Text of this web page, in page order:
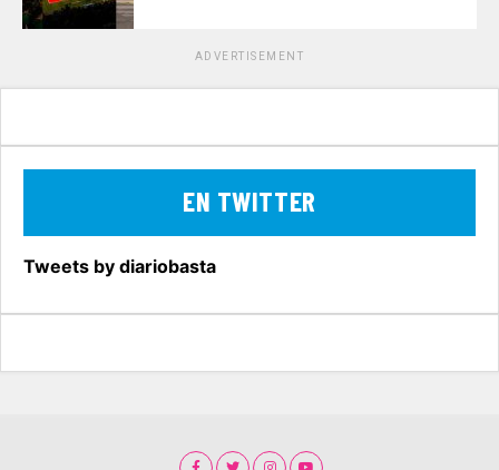
ADVERTISEMENT
EN TWITTER
Tweets by diariobasta